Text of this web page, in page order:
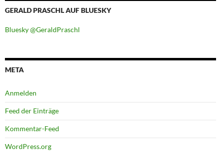
GERALD PRASCHL AUF BLUESKY
Bluesky @GeraldPraschl
META
Anmelden
Feed der Einträge
Kommentar-Feed
WordPress.org